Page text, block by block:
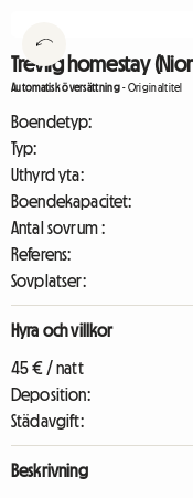
Trevlig homestay
Automatisk översättning-Originaltitel
Boendetyp:
Typ:
Uthyrd yta:
Boendekapacitet:
Antal sovrum :
Referens:
Sovplatser:
Hyra och villkor
45 € / natt
Deposition:
Städavgift:
Beskrivning